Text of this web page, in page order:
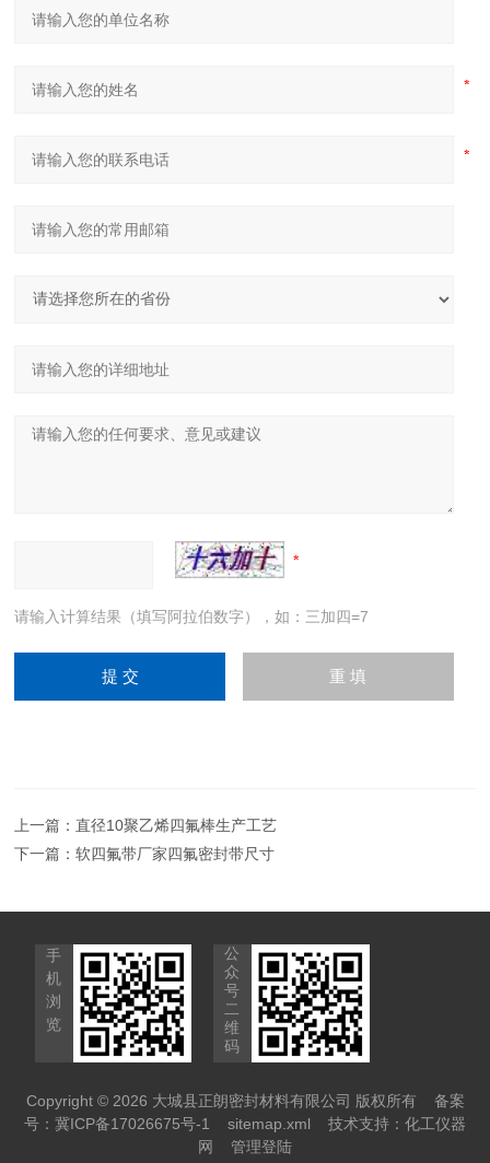
请输入计算结果（填写阿拉伯数字），如：三加四=7
上一篇：直径10聚乙烯四氟棒生产工艺
下一篇：软四氟带厂家四氟密封带尺寸
手
机
浏
览
公
众
号
二
维
码
Copyright © 2026 大城县正朗密封材料有限公司 版权所有 备案
号：冀ICP备17026675号-1
sitemap.xml 技术支持： 化工仪器
网
管理登陆